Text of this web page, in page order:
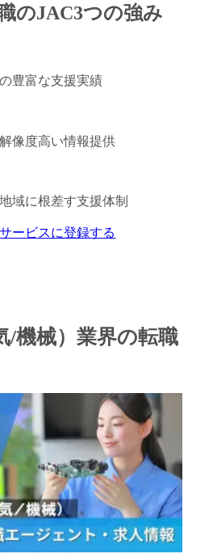
閉じる
のJAC3つの強み
豊富な支援実績
解像度高い情報提供
地域に根差す支援体制
ービスに登録する
/機械）業界の転職